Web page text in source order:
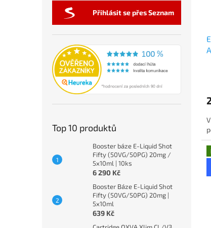
Přihlásit se přes Seznam
Top 10 produktů
Booster báze E-Liquid Shot
Fifty (50VG/50PG) 20mg /
5x10ml | 10ks
6 290 Kč
Booster Báze E-Liquid Shot
Fifty (50VG/50PG) 20mg |
5x10ml
639 Kč